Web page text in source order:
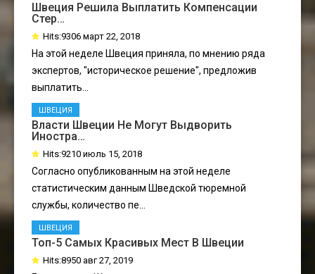
Швеция Решила Выплатить Компенсации
Стер…
Hits:9306 март 22, 2018
На этой неделе Швеция приняла, по мнению ряда
экспертов, "историческое решение", предложив
выплатить...
Власти Швеции Не Могут Выдворить
Иностра…
Hits:9210 июль 15, 2018
ШВЕЦИЯ
Согласно опубликованным на этой неделе
статистическим данным Шведской тюремной
службы, количество пе...
Топ-5 Самых Красивых Мест В Швеции
Hits:8950 авг 27, 2019
ШВЕЦИЯ